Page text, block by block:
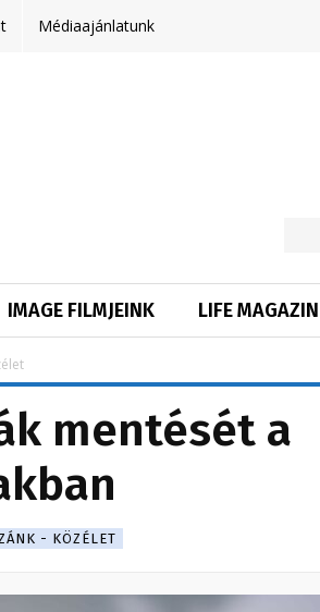
Médiaajánlatunk
IMAGE FILMJEINK LIFE MAGAZIN
mentését a
- KÖZÉLET